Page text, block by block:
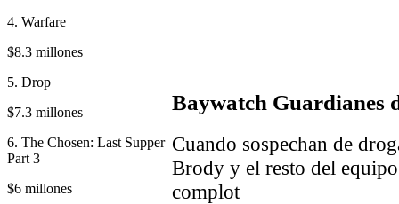
4. Warfare
$8.3 millones
5. Drop
$7.3 millones
6. The Chosen: Last Supper
Part 3
$6 millones
Baywatch Guardianes
Cuando sospechan de
Brody y el resto del
complot